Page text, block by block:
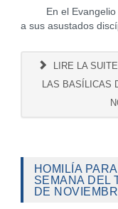
En el Evangelio
a sus asustados
LIRE LA
LAS BASÍLICAS
HOMILÍA
SEMANA DEL
DE